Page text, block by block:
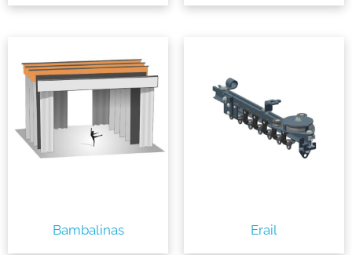
Bambalinas Erail